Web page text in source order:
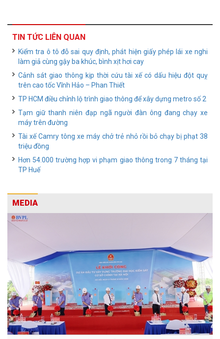
TIN TỨC LIÊN QUAN
Kiểm tra ô tô đỗ sai quy định, phát hiện giấy phép lái xe nghi
làm giả cùng gậy ba khúc, bình xịt hơi cay
Cảnh sát giao thông kịp thời cứu tài xế có dấu hiệu đột quỵ
trên cao tốc Vĩnh Hảo – Phan Thiết
TP HCM điều chỉnh lộ trình giao thông để xây dựng metro số 2
Tạm giữ thanh niên đạp ngã người đàn ông đang chạy xe
máy trên đường
Tài xế Camry tông xe máy chở trẻ nhỏ rồi bỏ chạy bị phạt 38
triệu đồng
Hơn 54.000 trường hợp vi phạm giao thông trong 7 tháng tại
TP Huế
MEDIA